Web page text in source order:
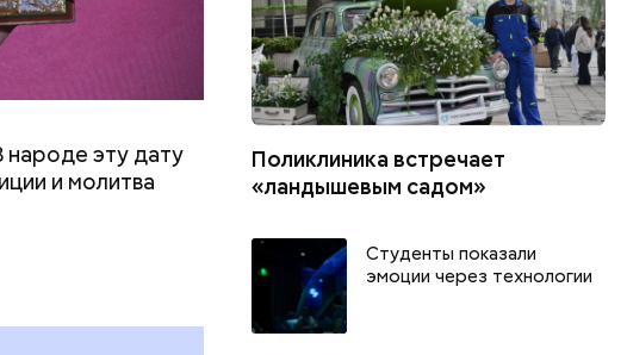
России
День шевеления пальцами ног
и Международный день
подкаблучника: какие
праздники отмечают в России
народе эту дату
и молитва
Поликлиника встречает
«ландышевым садом»
Студенты показали
эмоции через технологии